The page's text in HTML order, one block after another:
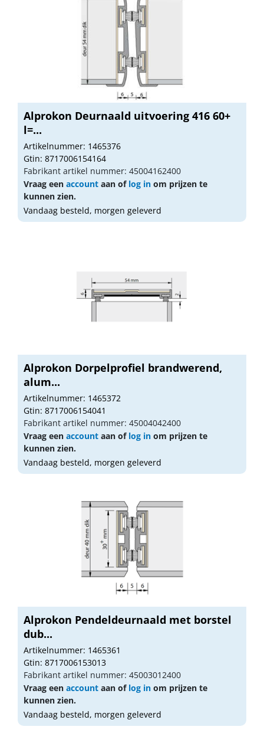
Alprokon Deurnaald uitvoering 416 60+
l=...
Artikelnummer: 1465376
Gtin: 8717006154164
Fabrikant artikel nummer: 45004162400
Vraag een account aan of log in om prijzen te
kunnen zien.
Vandaag besteld, morgen geleverd
Alprokon Dorpelprofiel brandwerend,
alum...
Artikelnummer: 1465372
Gtin: 8717006154041
Fabrikant artikel nummer: 45004042400
Vraag een account aan of log in om prijzen te
kunnen zien.
Vandaag besteld, morgen geleverd
Alprokon Pendeldeurnaald met borstel
dub...
Artikelnummer: 1465361
Gtin: 8717006153013
Fabrikant artikel nummer: 45003012400
Vraag een account aan of log in om prijzen te
kunnen zien.
Vandaag besteld, morgen geleverd